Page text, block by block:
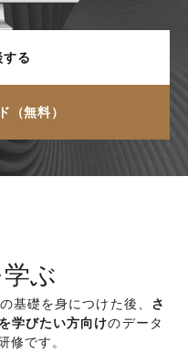
る
（無料）
ぶ
基礎を身につけた後、 さ
学びたい方向けのデータ
修です。